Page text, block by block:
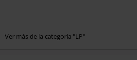
Ver más de la categoría "LP"